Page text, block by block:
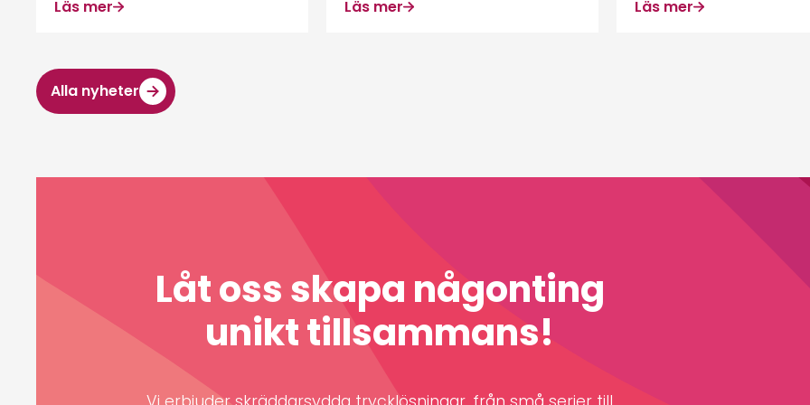
Läs mer Läs mer Läs mer
Alla nyheter
Låt oss skapa någonting
unikt tillsammans!